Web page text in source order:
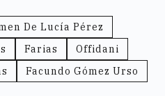
De Lucía Pérez
Farias
Offidani
Facundo Gómez Urso